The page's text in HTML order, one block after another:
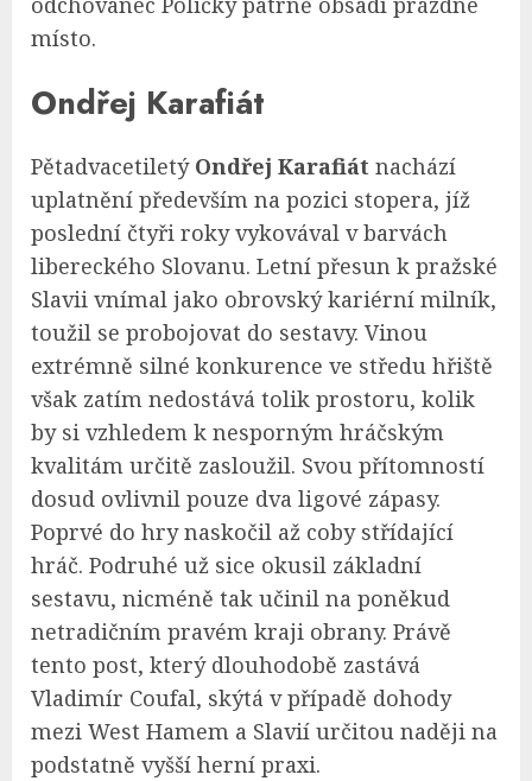
místo.
Ondřej Karafiát
Pětadvacetiletý Ondřej Karafiát nachází
uplatnění především na pozici stopera, jíž
poslední čtyři roky vykovával v barvách
libereckého Slovanu. Letní přesun k pražské
Slavii vnímal jako obrovský kariérní milník,
toužil se probojovat do sestavy. Vinou
extrémně silné konkurence ve středu hřiště
však zatím nedostává tolik prostoru, kolik
by si vzhledem k nesporným hráčským
kvalitám určitě zasloužil. Svou přítomností
dosud ovlivnil pouze dva ligové zápasy.
Poprvé do hry naskočil až coby střídající
hráč. Podruhé už sice okusil základní
sestavu, nicméně tak učinil na poněkud
netradičním pravém kraji obrany. Právě
tento post, který dlouhodobě zastává
Vladimír Coufal, skýtá v případě dohody
mezi West Hamem a Slavií určitou naději na
podstatně vyšší herní praxi.